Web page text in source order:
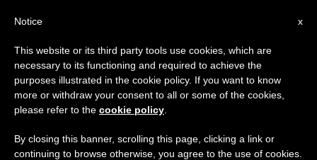
"بالمحبة نسير" رياضة روحية لكنهة
ابرشية الفرزل وزحلة والبقاع للروم
الملكيين الكاثوليك
x
Notice
This website or its third party tools use cookies, which are
necessary to its functioning and required to achieve the
purposes illustrated in the cookie policy. If you want to know
more or withdraw your consent to all or some of the cookies,
please refer to the cookie policy
By closing this banner, scrolling this page, clicking a link or
continuing to browse otherwise, you agree to the use of cookies.